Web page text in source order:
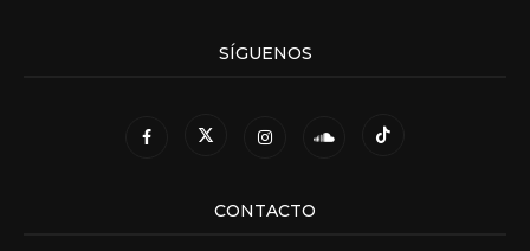
SÍGUENOS
CONTACTO